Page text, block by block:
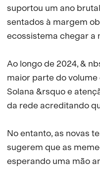
suportou um ano
sentados à margem
ecossistema chegar a
Ao longo de 2024, &
maior parte do
Solana &rsquo e
da rede acreditando
No entanto, as novas
sugerem que as
esperando uma mão